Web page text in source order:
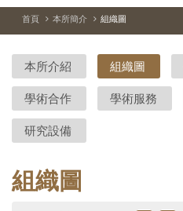
院-
臺
灣
史
研
究
首頁 本所簡介 組織圖
本所介紹 組織圖
學術合作 學術服務
研究設備
組織圖